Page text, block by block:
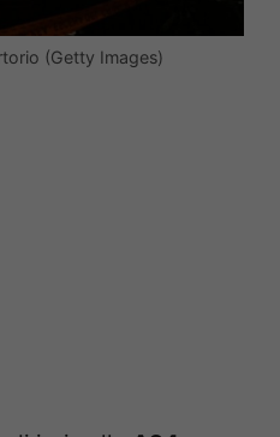
(Getty Images)